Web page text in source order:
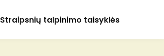
Straipsnių talpinimo taisyklės